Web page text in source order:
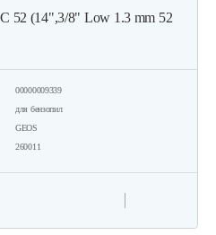
52 (14",3/8" Low 1.3 mm 52
00000009339
для бензопил
GEOS
260011